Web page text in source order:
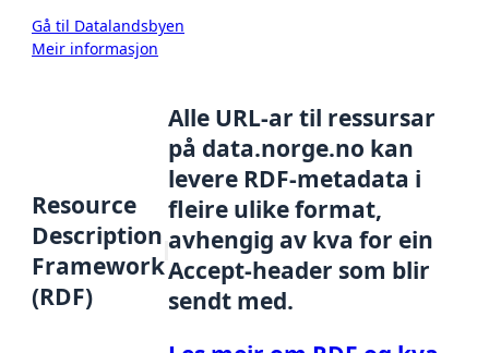
Gå til Datalandsbyen
Meir informasjon
Resource
Description
Framework
(RDF)
Alle URL-ar til ressursar
på data.norge.no kan
levere RDF-metadata i
fleire ulike format,
avhengig av kva for ein
Accept-header som blir
sendt med.